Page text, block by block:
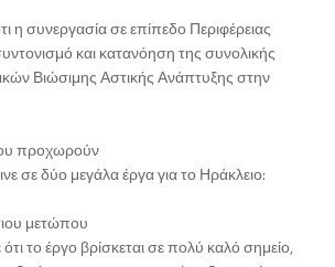
η συνεργασία σε επίπεδο Περιφέρειας
και κατανόηση της συνολικής
Βιώσιμης Αστικής Ανάπτυξης στην
προχωρούν
σε δύο μεγάλα έργα για το Ηράκλειο:
μετώπου
το έργο βρίσκεται σε πολύ καλό σημείο,